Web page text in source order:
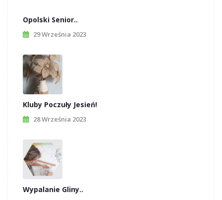
Opolski Senior..
29 Września 2023
Kluby Poczuły Jesień!
28 Września 2023
Wypalanie Gliny..